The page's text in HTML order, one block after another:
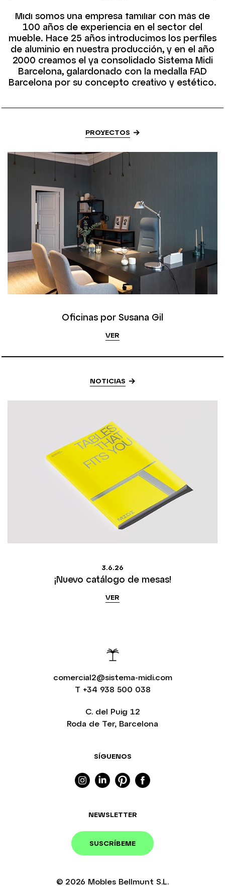
Midi somos una empresa familiar con más de
100 años de experiencia en el sector del
mueble. Hace 25 años introducimos los perfiles
de aluminio en nuestra producción, y en el año
2000 creamos el ya consolidado Sistema Midi
Barcelona, galardonado con la medalla FAD
Barcelona por su concepto creativo y estético.
PROYECTOS
Oficinas por Susana Gil
VER
NOTICIAS
3.6.26
¡Nuevo catálogo de mesas!
VER
comercial2@sistema-midi.com
T +34 938 500 038
SÍGUENOS
NEWSLETTER
SUSCRÍBEME
C. del Puig 12
Roda de Ter, Barcelona
© 2026 Mobles Bellmunt S.L.